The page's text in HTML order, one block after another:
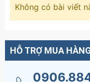
Không có bài viết
HỖ TRỢ MUA